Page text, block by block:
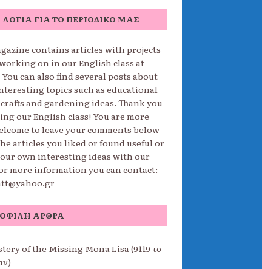
ΛΌΓΙΑ ΓΙΑ ΤΟ ΠΕΡΙΟΔΙΚΌ ΜΑΣ
contains articles with projects
on in our English class at
can also find several posts about
topics such as educational
and gardening ideas. Thank you
our English class! You are more
to leave your comments below
articles you liked or found useful or
own interesting ideas with our
more information you can contact:
ΆΡΘΡΑ
of the Missing Mona Lisa (9119 το